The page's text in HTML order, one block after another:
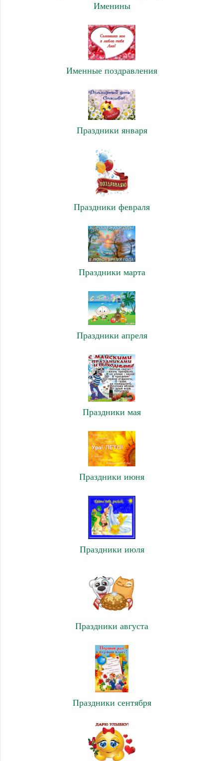
Именины
Именные поздравления
Праздники января
Праздники февраля
Праздники марта
Праздники апреля
Праздники мая
Праздники июня
Праздники июля
Праздники августа
Праздники сентября